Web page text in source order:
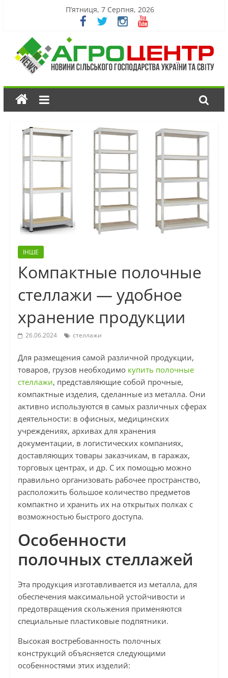
П’ятниця, 7 Серпня, 2026
ІНШЕ
Компактные полочные
стеллажи — удобное
хранение продукции
26.06.2024 стеллажи
Для размещения самой различной продукции,
товаров, грузов необходимо купить полочные
стеллажи, представляющие собой прочные,
компактные изделия, сделанные из металла. Они
активно используются в самых различных сферах
деятельности: в офисных, медицинских
учреждениях, архивах для хранения
документации, в логистических компаниях,
доставляющих товары заказчикам, в гаражах,
торговых центрах, и др. С их помощью можно
правильно организовать рабочее пространство,
расположить большое количество предметов
компактно и хранить их на открытых полках с
возможностью быстрого доступа.
Особенности
полочных стеллажей
Эта продукция изготавливается из металла, для
обеспечения максимальной устойчивости и
предотвращения скольжения применяются
специальные пластиковые подпятники.
Высокая востребованность полочных
конструкций объясняется следующими
особенностями этих изделий: